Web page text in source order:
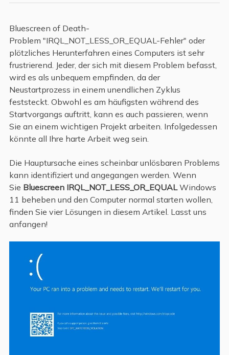
Bluescreen of Death-
Problem "IRQL_NOT_LESS_OR_EQUAL-Fehler" oder
plötzliches Herunterfahren eines Computers ist sehr
frustrierend. Jeder, der sich mit diesem Problem befasst,
wird es als unbequem empfinden, da der
Neustartprozess in einem unendlichen Zyklus
feststeckt. Obwohl es am häufigsten während des
Startvorgangs auftritt, kann es auch passieren, wenn
Sie an einem wichtigen Projekt arbeiten. Infolgedessen
könnte all Ihre harte Arbeit weg sein.
Die Hauptursache eines scheinbar unlösbaren Problems
kann identifiziert und angegangen werden. Wenn
Sie Bluescreen IRQL_NOT_LESS_OR_EQUALWindows
11 beheben und den Computer normal starten wollen,
finden Sie vier Lösungen in diesem Artikel. Lasst uns
anfangen!